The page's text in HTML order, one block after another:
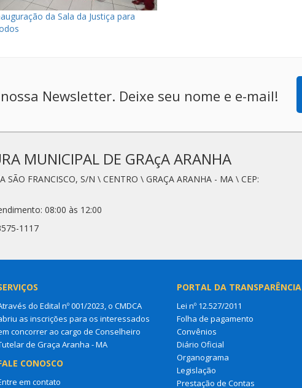
da Sala da Justiça para
nossa Newsletter. Deixe seu nome e e-mail!
MUNICIPAL DE GRAçA ARANHA
SÃO FRANCISCO, S/N \ CENTRO \ GRAÇA ARANHA - MA \ CEP:
08:00 às 12:00
1117
do Edital nº 001/2023, o CMDCA
as inscrições para os interessados
concorrer ao cargo de Conselheiro
de Graça Aranha - MA
CONOSCO
em contato
PORTAL DA TRANSPARÊNCIA
Lei nº 12.527/2011
Folha de pagamento
Convênios
Diário Oficial
Organograma
Legislação
Prestação de Contas